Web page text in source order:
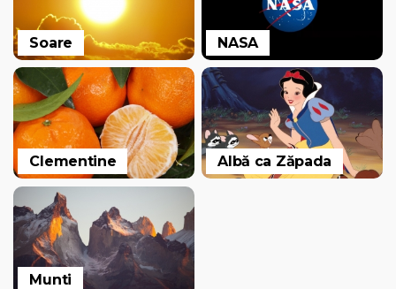
Soare NASA
Clementine Albă ca Zăpada
Munti